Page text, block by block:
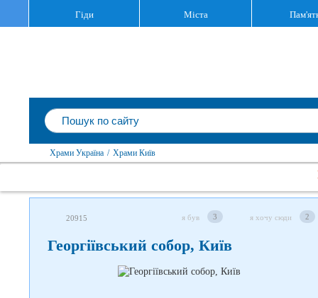
Гіди Міста
Храми Україна / Храми Київ
20915 я був 3 я хочу сюди 2
Георгіївський собор, Київ